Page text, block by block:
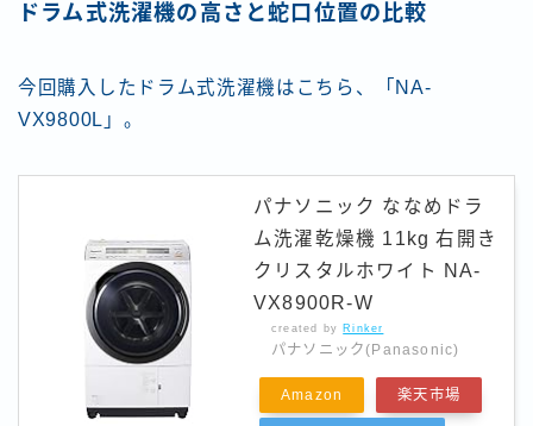
ドラム式洗濯機の高さと蛇口位置の比較
今回購入したドラム式洗濯機はこちら、「NA-
VX9800L」。
パナソニック ななめドラ
ム洗濯乾燥機 11kg 右開き
クリスタルホワイト NA-
VX8900R-W
created by Rinker
パナソニック(Panasonic)
Amazon 楽天市場